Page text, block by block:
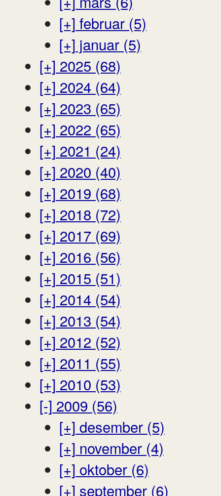
[+] februar (5)
[+] januar (5)
[+] 2025 (68)
[+] 2024 (64)
[+] 2023 (65)
[+] 2022 (65)
[+] 2021 (24)
[+] 2020 (40)
[+] 2019 (68)
[+] 2018 (72)
[+] 2017 (69)
[+] 2016 (56)
[+] 2015 (51)
[+] 2014 (54)
[+] 2013 (54)
[+] 2012 (52)
[+] 2011 (55)
[+] 2010 (53)
[-] 2009 (56)
[+] desember (5)
[+] november (4)
[+] oktober (6)
[+] september (6)